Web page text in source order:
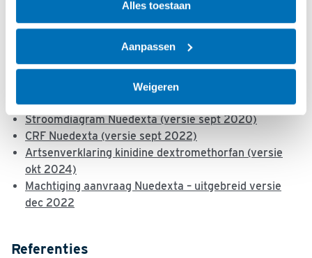
Alles toestaan
Aanpassen
Weigeren
Protocollen en aanvullende informatie
Informatiebrief kinidine/dextrometorfan (Nuedexta)
Afspraken voorschrijven Nuedexta (versie sept
2020)
Stroomdiagram Nuedexta (versie sept 2020)
CRF Nuedexta (versie sept 2022)
Artsenverklaring kinidine dextromethorfan (versie
okt 2024)
Machtiging aanvraag Nuedexta – uitgebreid versie
dec 2022
Referenties